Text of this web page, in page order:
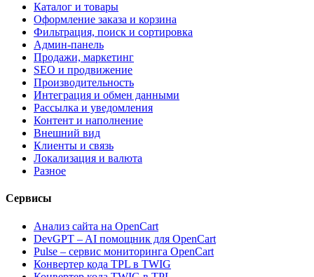
Каталог и товары
Оформление заказа и корзина
Фильтрация, поиск и сортировка
Админ-панель
Продажи, маркетинг
SEO и продвижение
Производительность
Интеграция и обмен данными
Рассылка и уведомления
Контент и наполнение
Внешний вид
Клиенты и связь
Локализация и валюта
Разное
Сервисы
Анализ сайта на OpenCart
DevGPT – AI помощник для OpenCart
Pulse – сервис мониторинга OpenCart
Конвертер кода TPL в TWIG